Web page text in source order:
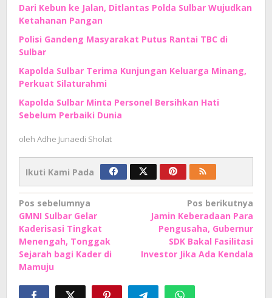
Dari Kebun ke Jalan, Ditlantas Polda Sulbar Wujudkan
Ketahanan Pangan
Polisi Gandeng Masyarakat Putus Rantai TBC di
Sulbar
Kapolda Sulbar Terima Kunjungan Keluarga Minang,
Perkuat Silaturahmi
Kapolda Sulbar Minta Personel Bersihkan Hati
Sebelum Perbaiki Dunia
oleh Adhe Junaedi Sholat
Ikuti Kami Pada
Navigasi
pos
Pos sebelumnya
GMNI Sulbar Gelar
Kaderisasi Tingkat
Menengah, Tonggak
Sejarah bagi Kader di
Mamuju
Pos berikutnya
Jamin Keberadaan Para
Pengusaha, Gubernur
SDK Bakal Fasilitasi
Investor Jika Ada Kendala